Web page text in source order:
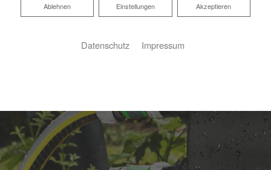
Akzeptieren
Einstellungen
Ablehnen
Ablehnen
Datenschutz Impressum